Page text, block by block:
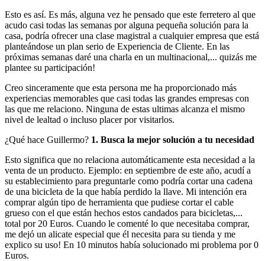
Esto es así. Es más, alguna vez he pensado que este ferretero al que
acudo casi todas las semanas por alguna pequeña solución para la
casa, podría ofrecer una clase magistral a cualquier empresa que está
planteándose un plan serio de Experiencia de Cliente. En las
próximas semanas daré una charla en un multinacional,... quizás me
plantee su participación!
Creo sinceramente que esta persona me ha proporcionado más
experiencias memorables que casi todas las grandes empresas con
las que me relaciono. Ninguna de estas ultimas alcanza el mismo
nivel de lealtad o incluso placer por visitarlos.
¿Qué hace Guillermo? 1. Busca la mejor solución a tu necesidad
Esto significa que no relaciona automáticamente esta necesidad a la
venta de un producto. Ejemplo: en septiembre de este año, acudí a
su establecimiento para preguntarle como podría cortar una cadena
de una bicicleta de la que había perdido la llave. Mi intención era
comprar algún tipo de herramienta que pudiese cortar el cable
grueso con el que están hechos estos candados para bicicletas,...
total por 20 Euros. Cuando le comenté lo que necesitaba comprar,
me dejó un alicate especial que él necesita para su tienda y me
explico su uso! En 10 minutos había solucionado mi problema por 0
Euros.